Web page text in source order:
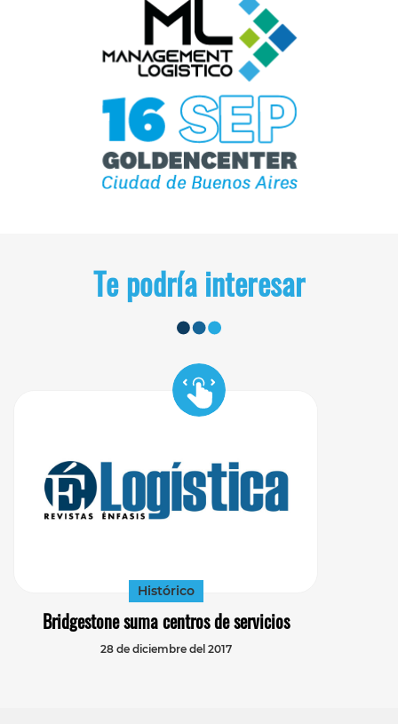
Te podría interesar
Histórico
Bridgestone suma centros de servicios
28 de diciembre del 2017